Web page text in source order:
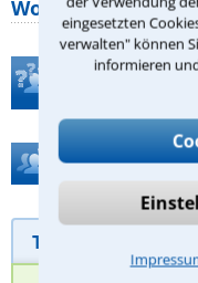
eingesetzten
verwalten" können
informieren
Hilfe bei
Telefonhilfe